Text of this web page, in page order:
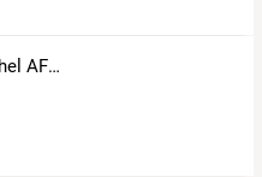
Le blog de Michel AFRYC